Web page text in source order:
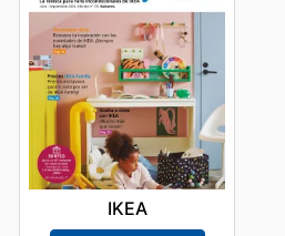
IKEA